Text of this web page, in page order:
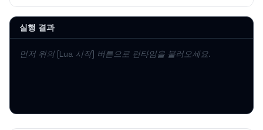
실행 결과
먼저 위의 [Lua 시작] 버튼으로 런타임을 불러오세요.